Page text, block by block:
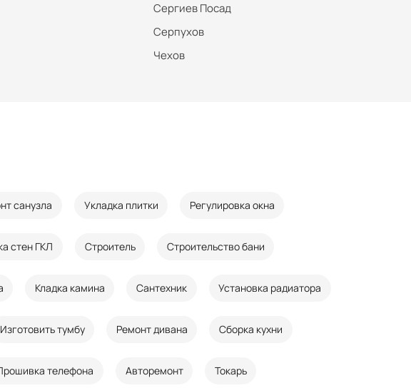
Сергиев Посад
Серпухов
Чехов
санузла Укладка плитки Регулировка окна
стен ГКЛ Строитель Строительство бани
Кладка камина Сантехник Установка радиатора
Изготовить тумбу Ремонт дивана Сборка кухни
телефона Авторемонт Токарь